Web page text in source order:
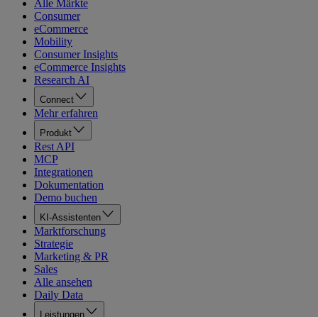
Alle Märkte
Consumer
eCommerce
Mobility
Consumer Insights
eCommerce Insights
Research AI
Connect
Mehr erfahren
Produkt
Rest API
MCP
Integrationen
Dokumentation
Demo buchen
KI-Assistenten
Marktforschung
Strategie
Marketing & PR
Sales
Alle ansehen
Daily Data
Leistungen